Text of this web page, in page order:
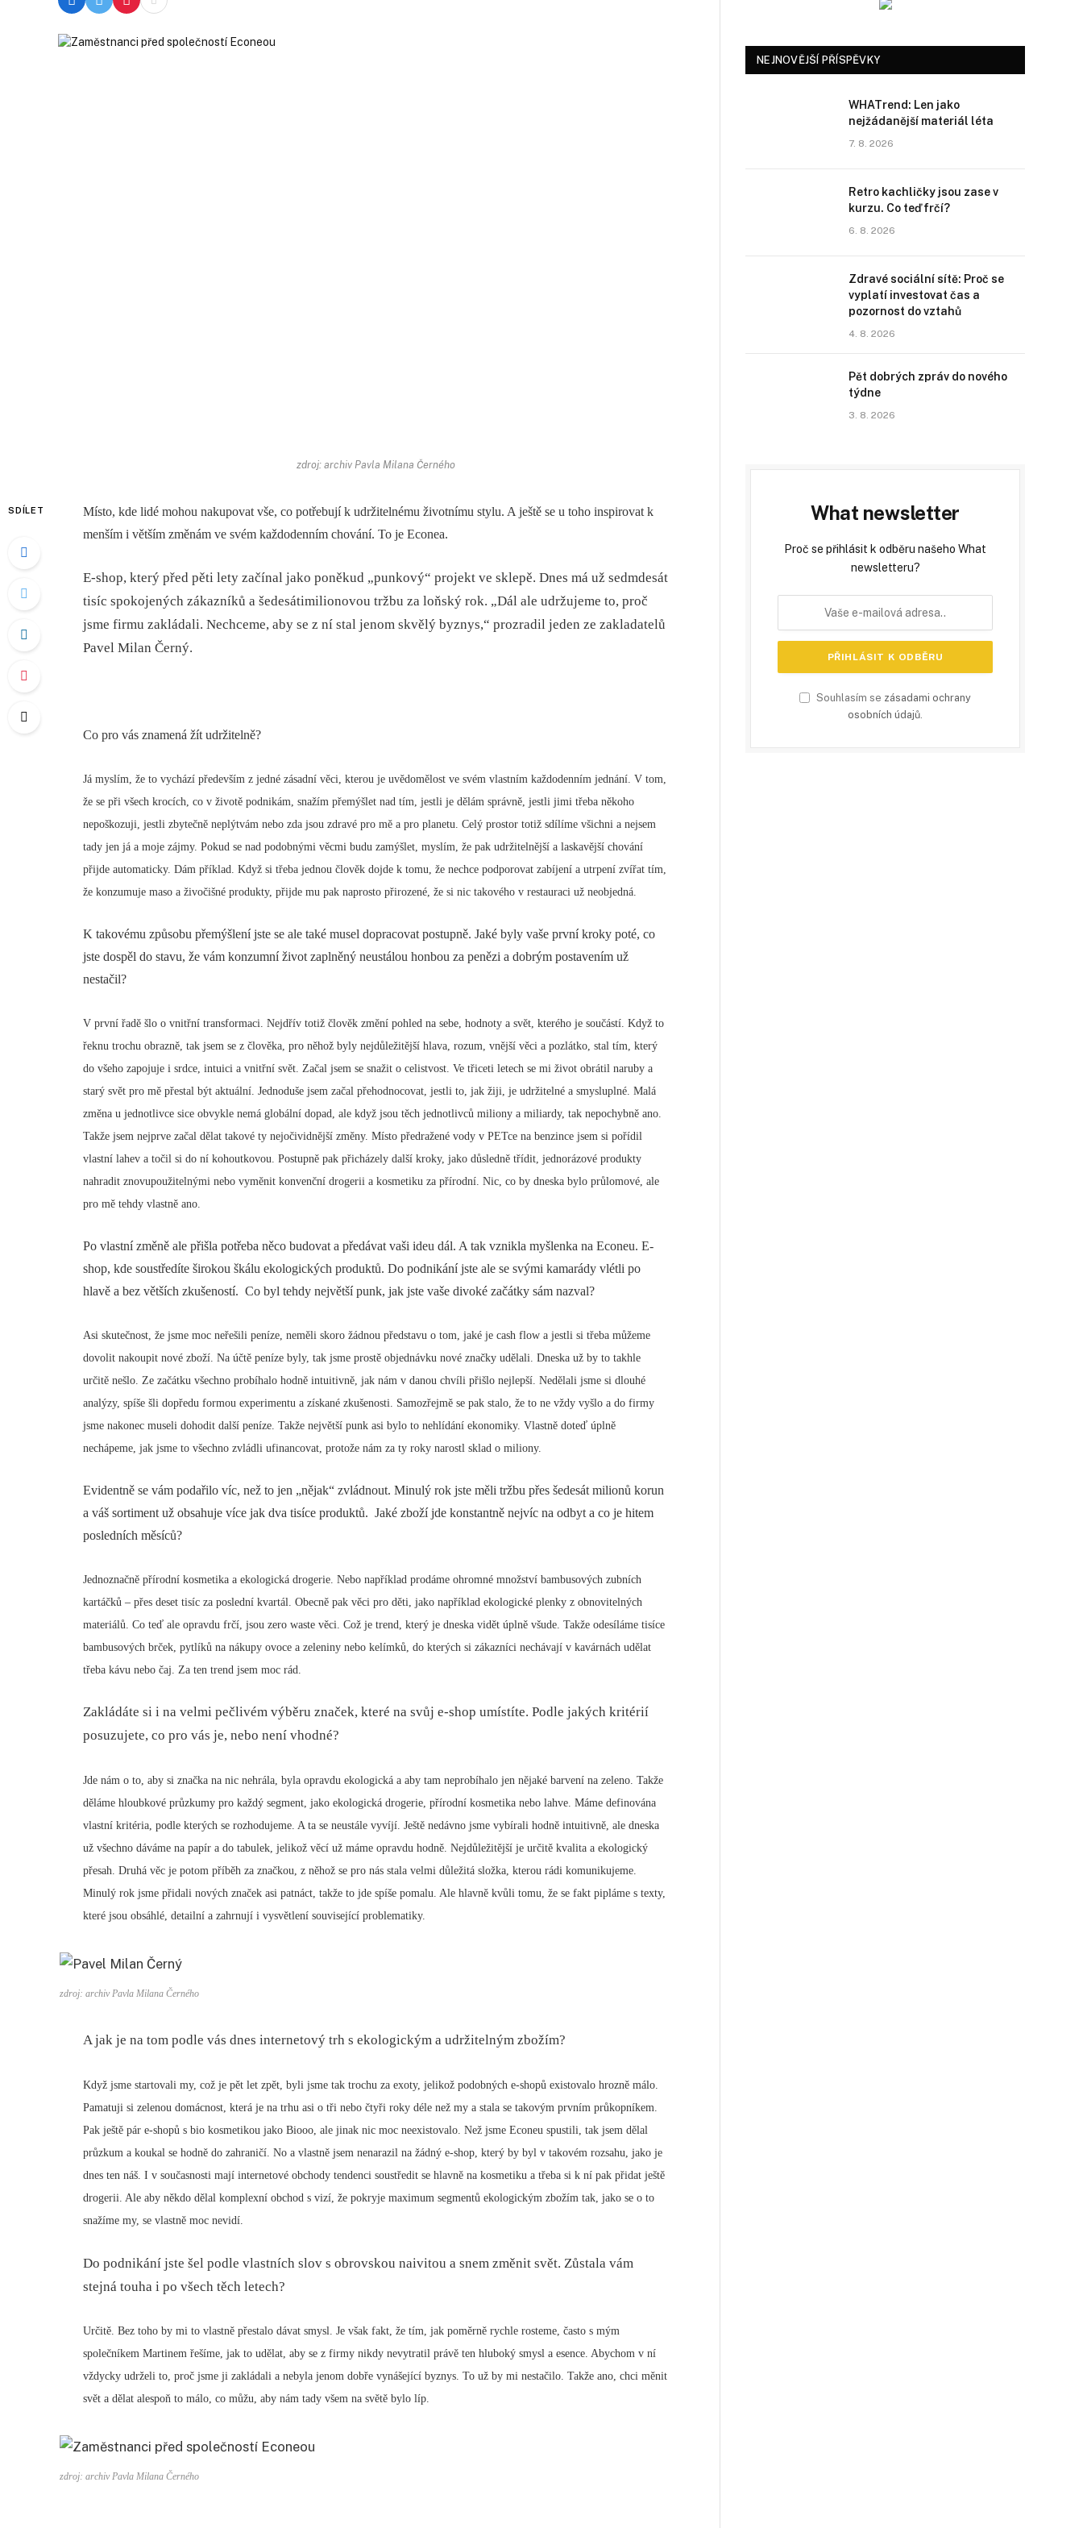
zdroj: archiv Pavla Milana Černého
SDÍLET
Místo, kde lidé mohou nakupovat vše, co potřebují k udržitelnému životnímu stylu. A ještě se u toho inspirovat k
menším i větším změnám ve svém každodenním chování. To je Econea.
E-shop, který před pěti lety začínal jako poněkud „punkový“ projekt ve sklepě. Dnes má už sedmdesát
tisíc spokojených zákazníků a šedesátimilionovou tržbu za loňský rok. „Dál ale udržujeme to, proč
jsme firmu zakládali. Nechceme, aby se z ní stal jenom skvělý byznys,“ prozradil jeden ze zakladatelů
Pavel Milan Černý.
Co pro vás znamená žít udržitelně?
Já myslím, že to vychází především z jedné zásadní věci, kterou je uvědomělost ve svém vlastním každodenním jednání. V tom,
že se při všech krocích, co v životě podnikám, snažím přemýšlet nad tím, jestli je dělám správně, jestli jimi třeba někoho
nepoškozuji, jestli zbytečně neplýtvám nebo zda jsou zdravé pro mě a pro planetu. Celý prostor totiž sdílíme všichni a nejsem
tady jen já a moje zájmy. Pokud se nad podobnými věcmi budu zamýšlet, myslím, že pak udržitelnější a laskavější chování
přijde automaticky. Dám příklad. Když si třeba jednou člověk dojde k tomu, že nechce podporovat zabíjení a utrpení zvířat tím,
že konzumuje maso a živočišné produkty, přijde mu pak naprosto přirozené, že si nic takového v restauraci už neobjedná.
K takovému způsobu přemýšlení jste se ale také musel dopracovat postupně. Jaké byly vaše první kroky poté, co
jste dospěl do stavu, že vám konzumní život zaplněný neustálou honbou za penězi a dobrým postavením už
nestačil?
V první řadě šlo o vnitřní transformaci. Nejdřív totiž člověk změní pohled na sebe, hodnoty a svět, kterého je součástí. Když to
řeknu trochu obrazně, tak jsem se z člověka, pro něhož byly nejdůležitější hlava, rozum, vnější věci a pozlátko, stal tím, který
do všeho zapojuje i srdce, intuici a vnitřní svět. Začal jsem se snažit o celistvost. Ve třiceti letech se mi život obrátil naruby a
starý svět pro mě přestal být aktuální. Jednoduše jsem začal přehodnocovat, jestli to, jak žiji, je udržitelné a smysluplné. Malá
změna u jednotlivce sice obvykle nemá globální dopad, ale když jsou těch jednotlivců miliony a miliardy, tak nepochybně ano.
Takže jsem nejprve začal dělat takové ty nejočividnější změny. Místo předražené vody v PETce na benzince jsem si pořídil
vlastní lahev a točil si do ní kohoutkovou. Postupně pak přicházely další kroky, jako důsledně třídit, jednorázové produkty
nahradit znovupoužitelnými nebo vyměnit konvenční drogerii a kosmetiku za přírodní. Nic, co by dneska bylo průlomové, ale
pro mě tehdy vlastně ano.
Po vlastní změně ale přišla potřeba něco budovat a předávat vaši ideu dál. A tak vznikla myšlenka na Econeu. E-
shop, kde soustředíte širokou škálu ekologických produktů. Do podnikání jste ale se svými kamarády vlétli po
hlavě a bez větších zkušeností. Co byl tehdy největší punk, jak jste vaše divoké začátky sám nazval?
Asi skutečnost, že jsme moc neřešili peníze, neměli skoro žádnou představu o tom, jaké je cash flow a jestli si třeba můžeme
dovolit nakoupit nové zboží. Na účtě peníze byly, tak jsme prostě objednávku nové značky udělali. Dneska už by to takhle
určitě nešlo. Ze začátku všechno probíhalo hodně intuitivně, jak nám v danou chvíli přišlo nejlepší. Nedělali jsme si dlouhé
analýzy, spíše šli dopředu formou experimentu a získané zkušenosti. Samozřejmě se pak stalo, že to ne vždy vyšlo a do firmy
jsme nakonec museli dohodit další peníze. Takže největší punk asi bylo to nehlídání ekonomiky. Vlastně doteď úplně
nechápeme, jak jsme to všechno zvládli ufinancovat, protože nám za ty roky narostl sklad o miliony.
Evidentně se vám podařilo víc, než to jen „nějak“ zvládnout. Minulý rok jste měli tržbu přes šedesát milionů korun
a váš sortiment už obsahuje více jak dva tisíce produktů. Jaké zboží jde konstantně nejvíc na odbyt a co je hitem
posledních měsíců?
Jednoznačně přírodní kosmetika a ekologická drogerie. Nebo například prodáme ohromné množství bambusových zubních
kartáčků – přes deset tisíc za poslední kvartál. Obecně pak věci pro děti, jako například ekologické plenky z obnovitelných
materiálů. Co teď ale opravdu frčí, jsou zero waste věci. Což je trend, který je dneska vidět úplně všude. Takže odesíláme tisíce
bambusových brček, pytlíků na nákupy ovoce a zeleniny nebo kelímků, do kterých si zákazníci nechávají v kavárnách udělat
třeba kávu nebo čaj. Za ten trend jsem moc rád.
Zakládáte si i na velmi pečlivém výběru značek, které na svůj e-shop umístíte. Podle jakých kritérií
posuzujete, co pro vás je, nebo není vhodné?
Jde nám o to, aby si značka na nic nehrála, byla opravdu ekologická a aby tam neprobíhalo jen nějaké barvení na zeleno. Takže
děláme hloubkové průzkumy pro každý segment, jako ekologická drogerie, přírodní kosmetika nebo lahve. Máme definována
vlastní kritéria, podle kterých se rozhodujeme. A ta se neustále vyvíjí. Ještě nedávno jsme vybírali hodně intuitivně, ale dneska
už všechno dáváme na papír a do tabulek, jelikož věcí už máme opravdu hodně. Nejdůležitější je určitě kvalita a ekologický
přesah. Druhá věc je potom příběh za značkou, z něhož se pro nás stala velmi důležitá složka, kterou rádi komunikujeme.
Minulý rok jsme přidali nových značek asi patnáct, takže to jde spíše pomalu. Ale hlavně kvůli tomu, že se fakt pipláme s texty,
které jsou obsáhlé, detailní a zahrnují i vysvětlení související problematiky.
zdroj: archiv Pavla Milana Černého
A jak je na tom podle vás dnes internetový trh s ekologickým a udržitelným zbožím?
Když jsme startovali my, což je pět let zpět, byli jsme tak trochu za exoty, jelikož podobných e-shopů existovalo hrozně málo.
Pamatuji si zelenou domácnost, která je na trhu asi o tři nebo čtyři roky déle než my a stala se takovým prvním průkopníkem.
Pak ještě pár e-shopů s bio kosmetikou jako Biooo, ale jinak nic moc neexistovalo. Než jsme Econeu spustili, tak jsem dělal
průzkum a koukal se hodně do zahraničí. No a vlastně jsem nenarazil na žádný e-shop, který by byl v takovém rozsahu, jako je
dnes ten náš. I v současnosti mají internetové obchody tendenci soustředit se hlavně na kosmetiku a třeba si k ní pak přidat ještě
drogerii. Ale aby někdo dělal komplexní obchod s vizí, že pokryje maximum segmentů ekologickým zbožím tak, jako se o to
snažíme my, se vlastně moc nevidí.
Do podnikání jste šel podle vlastních slov s obrovskou naivitou a snem změnit svět. Zůstala vám
stejná touha i po všech těch letech?
Určitě. Bez toho by mi to vlastně přestalo dávat smysl. Je však fakt, že tím, jak poměrně rychle rosteme, často s mým
společníkem Martinem řešíme, jak to udělat, aby se z firmy nikdy nevytratil právě ten hluboký smysl a esence. Abychom v ní
vždycky udrželi to, proč jsme ji zakládali a nebyla jenom dobře vynášející byznys. To už by mi nestačilo. Takže ano, chci měnit
svět a dělat alespoň to málo, co můžu, aby nám tady všem na světě bylo líp.
zdroj: archiv Pavla Milana Černého
NEJNOVĚJŠÍ PŘÍSPĚVKY
WHATrend: Len jako
nejžádanější materiál léta
7. 8. 2026
Retro kachličky jsou zase v
kurzu. Co teď frčí?
6. 8. 2026
Zdravé sociální sítě: Proč se
vyplatí investovat čas a
pozornost do vztahů
4. 8. 2026
Pět dobrých zpráv do nového
týdne
3. 8. 2026
What newsletter
Proč se přihlásit k odběru našeho What
newsletteru?
Souhlasím se zásadami ochrany
osobních údajů.